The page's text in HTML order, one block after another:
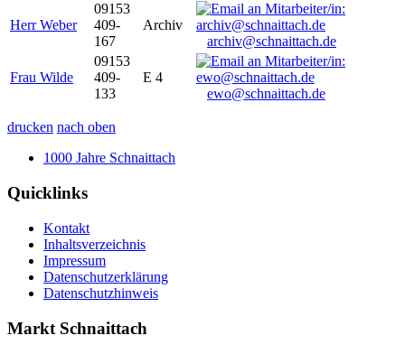
Herr Weber
09153
409-
167
Archiv
archiv@schnaittach.de
Frau Wilde
09153
409-
133
E 4
ewo@schnaittach.de
drucken nach oben
1000 Jahre Schnaittach
Quicklinks
Kontakt
Inhaltsverzeichnis
Impressum
Datenschutzerklärung
Datenschutzhinweis
Markt Schnaittach